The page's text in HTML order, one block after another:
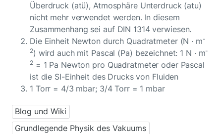
Überdruck (atü), Atmosphäre Unterdruck (atu)
nicht mehr verwendet werden. In diesem
Zusammenhang sei auf DIN 1314 verwiesen.
Die Einheit Newton durch Quadratmeter (N · m-
2) wird auch mit Pascal (Pa) bezeichnet: 1 N · m-
2= 1 Pa Newton pro Quadratmeter oder Pascal
ist die SI-Einheit des Drucks von Fluiden
1 Torr = 4/3 mbar; 3/4 Torr = 1 mbar
Blog und Wiki
Grundlegende Physik des Vakuums